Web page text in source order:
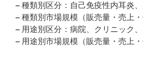
– 種類別区分：自己免疫性内耳炎
– 種類別市場規模（販売量・売上・
– 用途別区分：病院、クリニック
– 用途別市場規模（販売量・売上・